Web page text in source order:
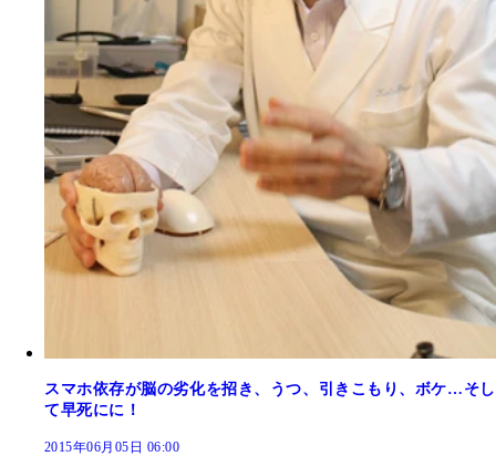
スマホ依存が脳の劣化を招き、うつ、引きこもり、ボケ…そし
て早死にに！
2015年06月05日 06:00